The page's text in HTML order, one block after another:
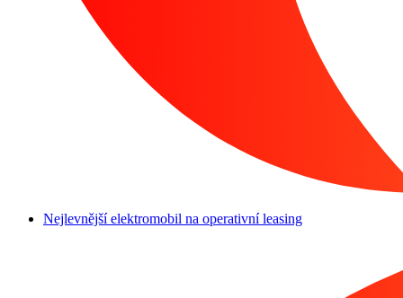
Nejlevnější elektromobil na operativní leasing